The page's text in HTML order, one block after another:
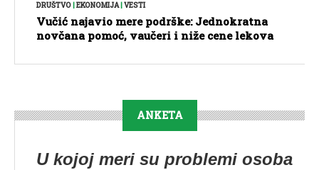
DRUŠTVO EKONOMIJA| VESTI
Vučić najavio mere podrške: Jednokratna
novčana pomoć, vaučeri i niže cene lekova
ANKETA
U kojoj meri su problemi osoba